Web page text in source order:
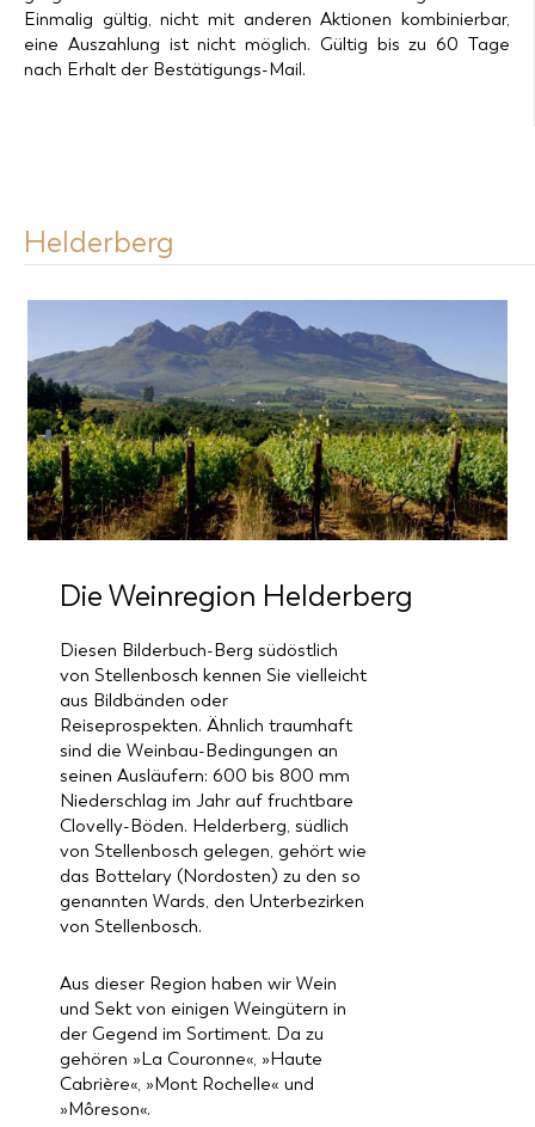
Einmalig gültig, nicht mit anderen Aktionen kombinierbar,
eine Auszahlung ist nicht möglich. Gültig bis zu 60 Tage
nach Erhalt der Bestätigungs-Mail.
Helderberg
Die Weinregion Helderberg
Diesen Bilderbuch-Berg südöstlich
von Stellenbosch kennen Sie vielleicht
aus Bildbänden oder
Reiseprospekten. Ähnlich traumhaft
sind die Weinbau-Bedingungen an
seinen Ausläufern: 600 bis 800 mm
Niederschlag im Jahr auf fruchtbare
Clovelly-Böden. Helderberg, südlich
von Stellenbosch gelegen, gehört wie
das Bottelary (Nordosten) zu den so
genannten Wards, den Unterbezirken
von Stellenbosch.
Aus dieser Region haben wir Wein
und Sekt von einigen Weingütern in
der Gegend im Sortiment. Da zu
gehören »La Couronne«, »Haute
Cabrière«, »Mont Rochelle« und
»Môreson«.